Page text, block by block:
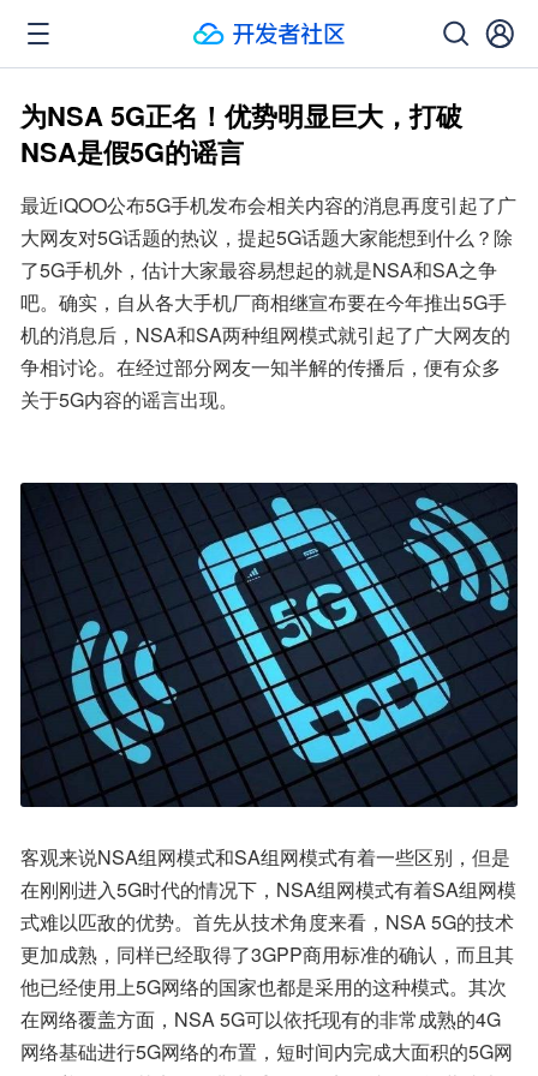
为NSA 5G正名！优势明显巨大，打破
NSA是假5G的谣言
最近iQOO公布5G手机发布会相关内容的消息再度引起了广
大网友对5G话题的热议，提起5G话题大家能想到什么？除
了5G手机外，估计大家最容易想起的就是NSA和SA之争
吧。确实，自从各大手机厂商相继宣布要在今年推出5G手
机的消息后，NSA和SA两种组网模式就引起了广大网友的
争相讨论。在经过部分网友一知半解的传播后，便有众多
关于5G内容的谣言出现。
客观来说NSA组网模式和SA组网模式有着一些区别，但是
在刚刚进入5G时代的情况下，NSA组网模式有着SA组网模
式难以匹敌的优势。首先从技术角度来看，NSA 5G的技术
更加成熟，同样已经取得了3GPP商用标准的确认，而且其
他已经使用上5G网络的国家也都是采用的这种模式。其次
在网络覆盖方面，NSA 5G可以依托现有的非常成熟的4G
网络基础进行5G网络的布置，短时间内完成大面积的5G网